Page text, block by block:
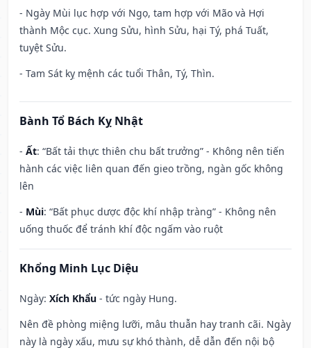
- Ngày Mùi lục hợp với Ngọ, tam hợp với Mão và Hợi
thành Mộc cục. Xung Sửu, hình Sửu, hại Tý, phá Tuất,
tuyệt Sửu.
- Tam Sát kỵ mệnh các tuổi Thân, Tý, Thìn.
Bành Tổ Bách Kỵ Nhật
- Ất: “Bất tải thực thiên chu bất trưởng” - Không nên tiến
hành các việc liên quan đến gieo trồng, ngàn gốc không
lên
- Mùi: “Bất phục dược độc khí nhập tràng” - Không nên
uống thuốc để tránh khí độc ngấm vào ruột
Khổng Minh Lục Diệu
Ngày: Xích Khẩu - tức ngày Hung.
Nên đề phòng miệng lưỡi, mâu thuẫn hay tranh cãi. Ngày
này là ngày xấu, mưu sự khó thành, dễ dẫn đến nội bộ